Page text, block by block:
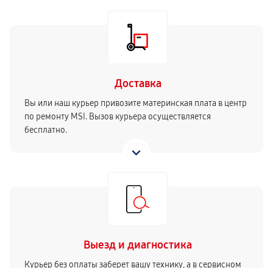
Доставка
Вы или наш курьер привозите материнская плата в центр
по ремонту MSI. Вызов курьера осуществляется
бесплатно.
Выезд и диагностика
Курьер без оплаты заберет вашу технику, а в сервисном